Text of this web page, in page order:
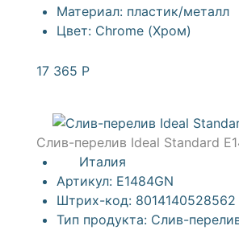
Материал: пластик/металл
Цвет: Chrome (Хром)
17 365 Р
Слив-перелив Ideal Standard
Италия
Артикул: E1484GN
Штрих-код: 8014140528562
Тип продукта: Слив-